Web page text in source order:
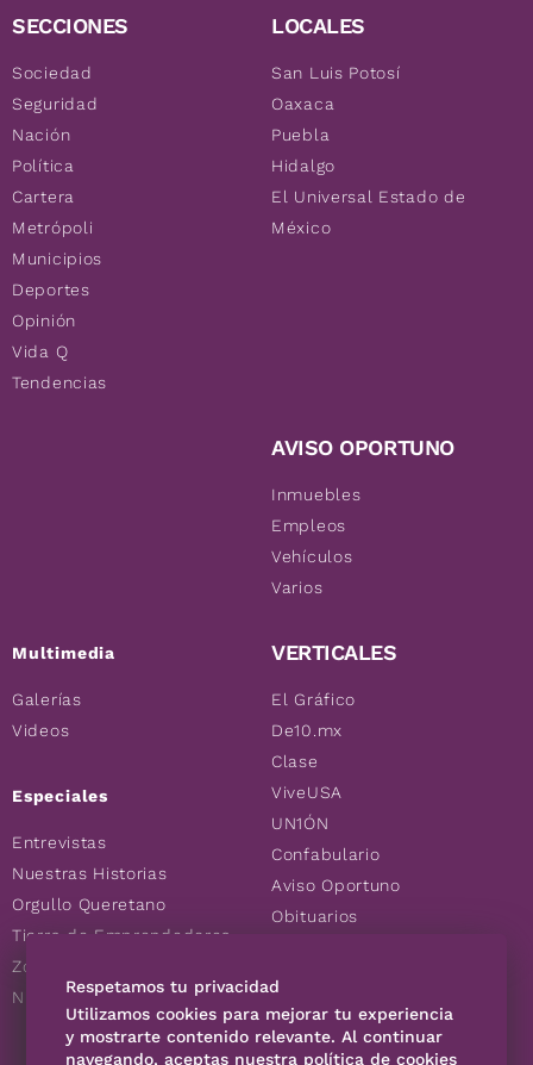
SECCIONES
Sociedad
Seguridad
Nación
Política
Cartera
Metrópoli
Municipios
Deportes
Opinión
Vida Q
Tendencias
Multimedia
Galerías
Videos
Especiales
Entrevistas
Nuestras Historias
Orgullo Queretano
Tierra de Emprendedores
Zoociales
Nuevos Queretanos
LOCALES
San Luis Potosí
Oaxaca
Puebla
Hidalgo
El Universal Estado de
México
AVISO OPORTUNO
Inmuebles
Empleos
Vehículos
Varios
VERTICALES
El Gráfico
De10.mx
Clase
ViveUSA
UN1ÓN
Confabulario
Aviso Oportuno
Obituarios
Consultas
Respetamos tu privacidad
Utilizamos cookies para mejorar tu experiencia
y mostrarte contenido relevante. Al continuar
navegando, aceptas nuestra política de cookies